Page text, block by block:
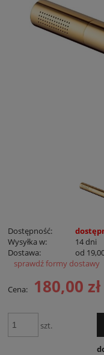
Dostępność:
Wysyłka w:
14 dni
Dostawa:
od
Cena nie zawiera
sprawdź formy dostawy
Cena: 180,00 zł
szt.